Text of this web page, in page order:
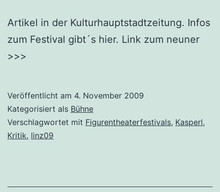
Artikel in der Kulturhauptstadtzeitung. Infos
zum Festival gibt´s hier. Link zum neuner
>>>
Veröffentlicht am 4. November 2009
Kategorisiert als Bühne
Verschlagwortet mit Figurentheaterfestivals, Kasperl,
Kritik, linz09